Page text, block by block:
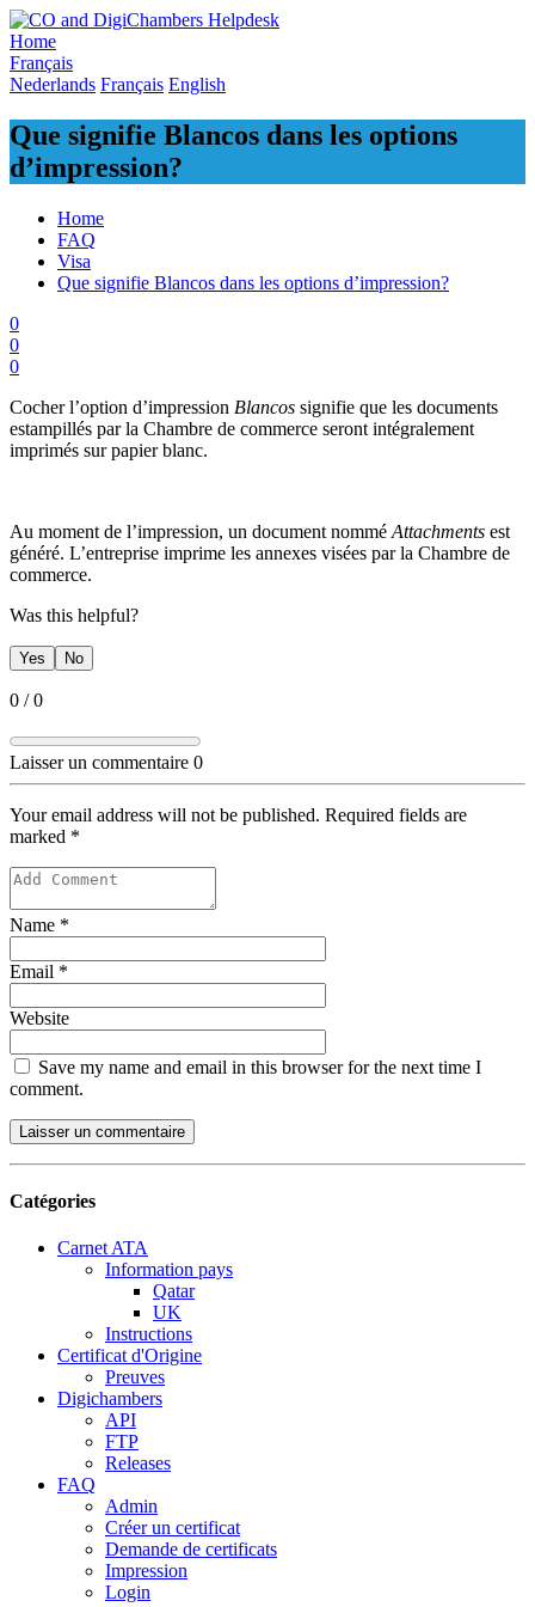
Skip
to
content
Home
Français
Nederlands Français English
Que signifie Blancos dans les options
d’impression?
Home
FAQ
Visa
Que signifie Blancos dans les options d’impression?
0
0
0
Cocher l’option d’impression Blancos signifie que les documents
estampillés par la Chambre de commerce seront intégralement
imprimés sur papier blanc.
Au moment de l’impression, un document nommé Attachments est
généré. L’entreprise imprime les annexes visées par la Chambre de
commerce.
Was this helpful?
Yes No
0 /0
Laisser un commentaire 0
Your email address will not be published. Required fields are
marked *
Name *
Email *
Website
Save my name and email in this browser for the next time I
comment.
Catégories
Carnet ATA
Information pays
Qatar
UK
Instructions
Certificat d'Origine
Preuves
Digichambers
API
FTP
Releases
FAQ
Admin
Créer un certificat
Demande de certificats
Impression
Login